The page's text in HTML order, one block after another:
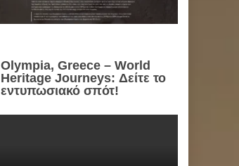
Olympia, Greece – World
Heritage Journeys: Δείτε το
εντυπωσιακό σπότ!